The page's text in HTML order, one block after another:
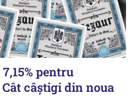
pentru
câștigi din noua